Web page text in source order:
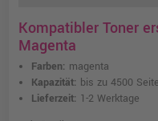
Kompatibler Toner
Magenta
Farben: magenta
Kapazität: bis zu 4500
Lieferzeit: 1-2 Werktage